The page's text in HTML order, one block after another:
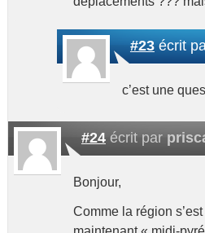
#23écrit
c’est une
#24écrit par
Bonjour,
Comme la région